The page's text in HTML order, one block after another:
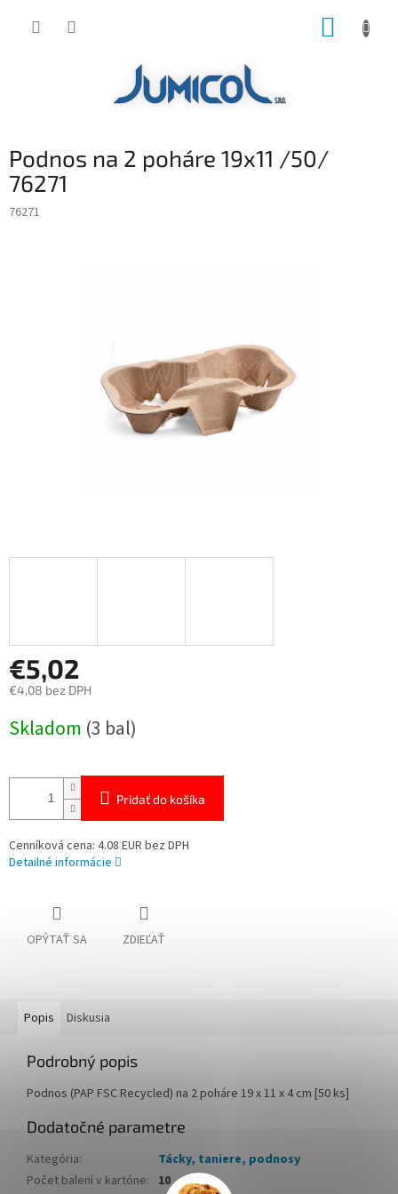
Podnos na 2 poháre 19x11 /50/
76271
76271
€5,02
€4,08 bez DPH
cena:
Skladom (3 bal)
Pridať do košíka
Cenníková cena: 4.08 EUR bez DPH
Detailné informácie
OPÝTAŤ SA ZDIEĽAŤ
Popis Diskusia
Podrobný popis
Podnos (PAP FSC Recycled) na 2 poháre 19 x 11 x 4 cm [50 ks]
Dodatočné parametre
Kategória:
Tácky, taniere, podnosy
Počet balení v kartóne: 10